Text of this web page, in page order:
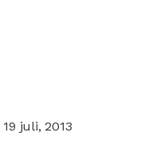
19 juli, 2013